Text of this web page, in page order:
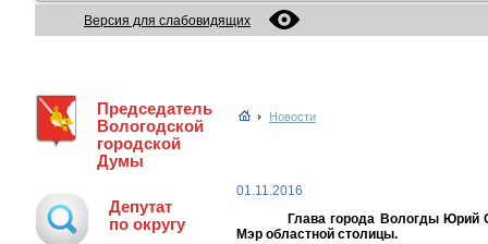
Версия для слабовидящих
Председатель
Вологодской
городской
Думы
Депутат
по округу
Новости
01.11.2016
Глава города Вологды Юрий
Мэр областной столицы.